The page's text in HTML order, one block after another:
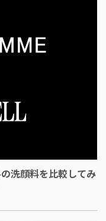
洗顔料を比較してみ